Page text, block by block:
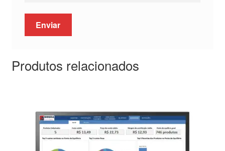
Produtos relacionados